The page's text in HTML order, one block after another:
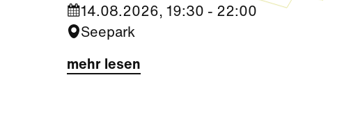
14.08.2026, 19:30 - 22:00
Seepark
mehr lesen